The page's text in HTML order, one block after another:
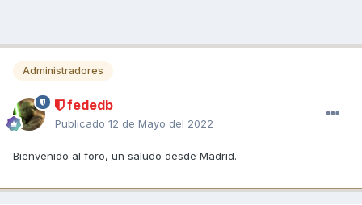
Administradores
fededb
Publicado 12 de Mayo del 2022
Bienvenido al foro, un saludo desde Madrid.